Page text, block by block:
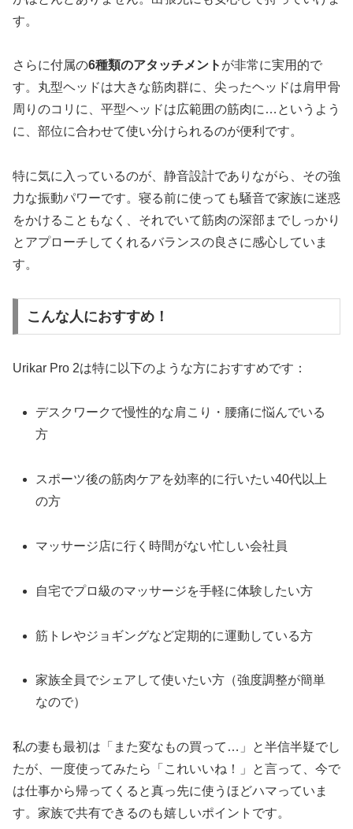
す。
さらに付属の6種類のアタッチメント が非常に実用的で
す。丸型ヘッドは大きな筋肉群に、尖ったヘッドは肩甲骨
周りのコリに、平型ヘッドは広範囲の筋肉に…というよう
に、部位に合わせて使い分けられるのが便利です。
特に気に入っているのが、静音設計でありながら、その強
力な振動パワーです。寝る前に使っても騒音で家族に迷惑
をかけることもなく、それでいて筋肉の深部までしっかり
とアプローチしてくれるバランスの良さに感心していま
す。
こんな人におすすめ！
Urikar Pro 2は特に以下のような方におすすめです：
デスクワークで慢性的な肩こり・腰痛に悩んでいる
方
スポーツ後の筋肉ケアを効率的に行いたい40代以上
の方
マッサージ店に行く時間がない忙しい会社員
自宅でプロ級のマッサージを手軽に体験したい方
筋トレやジョギングなど定期的に運動している方
家族全員でシェアして使いたい方（強度調整が簡単
なので）
私の妻も最初は「また変なもの買って…」と半信半疑でし
たが、一度使ってみたら「これいいね！」と言って、今で
は仕事から帰ってくると真っ先に使うほどハマっていま
す。家族で共有できるのも嬉しいポイントです。